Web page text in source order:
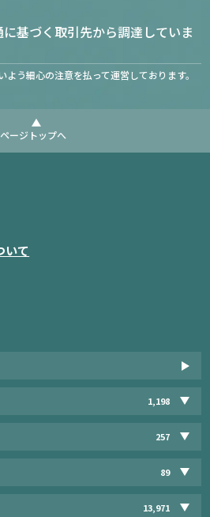
基づく取引先から調達していま
う細心の注意を払って運営しております。
ページトップへ
いて
1,198
257
89
13,971